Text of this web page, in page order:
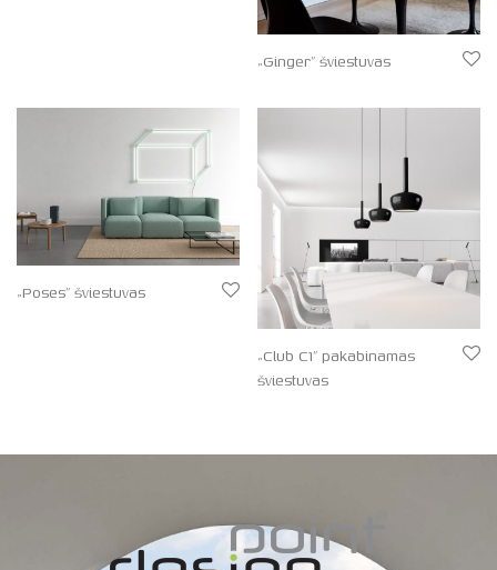
„Ginger” šviestuvas
„Poses” šviestuvas
„Club C1” pakabinamas
šviestuvas